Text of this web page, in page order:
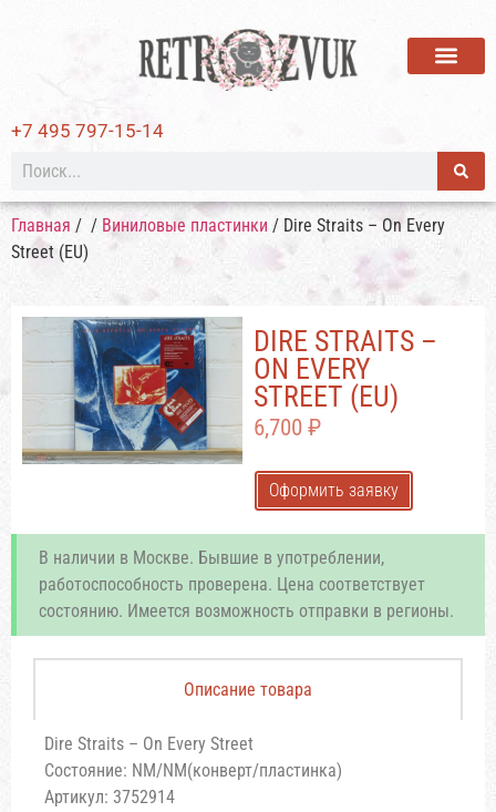
+7 495 797-15-14
Главная / / Виниловые пластинки / Dire Straits – On Every
Street (EU)
DIRE STRAITS –
ON EVERY
STREET (EU)
6,700 ₽
Оформить заявку
В наличии в Москве. Бывшие в употреблении,
работоспособность проверена. Цена соответствует
состоянию. Имеется возможность отправки в регионы.
Описание товара
Dire Straits – On Every Street
Состояние: NM/NM(конверт/пластинка)
Артикул: 3752914